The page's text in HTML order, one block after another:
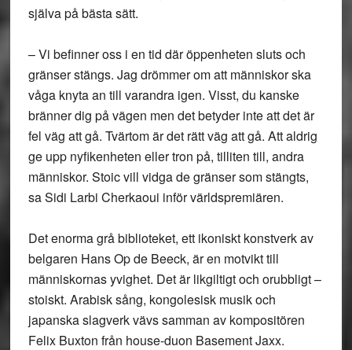
själva på bästa sätt.
– Vi befinner oss i en tid där öppenheten sluts och
gränser stängs. Jag drömmer om att människor ska
våga knyta an till varandra igen. Visst, du kanske
bränner dig på vägen men det betyder inte att det är
fel väg att gå. Tvärtom är det rätt väg att gå. Att aldrig
ge upp nyfikenheten eller tron på, tilliten till, andra
människor. Stoic vill vidga de gränser som stängts,
sa Sidi Larbi Cherkaoui inför världspremiären.
Det enorma grå biblioteket, ett ikoniskt konstverk av
belgaren Hans Op de Beeck, är en motvikt till
människornas yvighet. Det är likgiltigt och orubbligt –
stoiskt. Arabisk sång, kongolesisk musik och
japanska slagverk vävs samman av kompositören
Felix Buxton från house-duon Basement Jaxx.